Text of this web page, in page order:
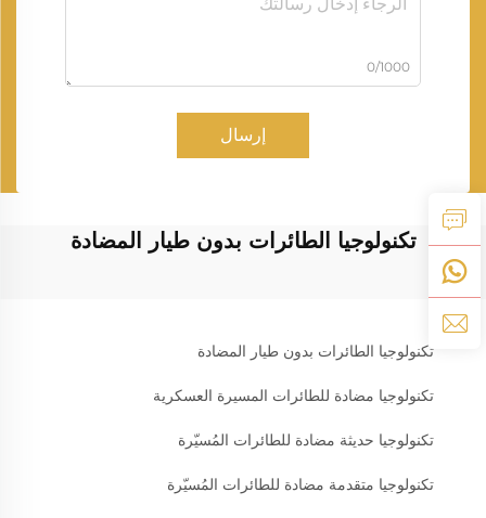
0/1000
إرسال
تكنولوجيا الطائرات بدون طيار المضادة
تكنولوجيا الطائرات بدون طيار المضادة
تكنولوجيا مضادة للطائرات المسيرة العسكرية
تكنولوجيا حديثة مضادة للطائرات المُسيّرة
تكنولوجيا متقدمة مضادة للطائرات المُسيّرة